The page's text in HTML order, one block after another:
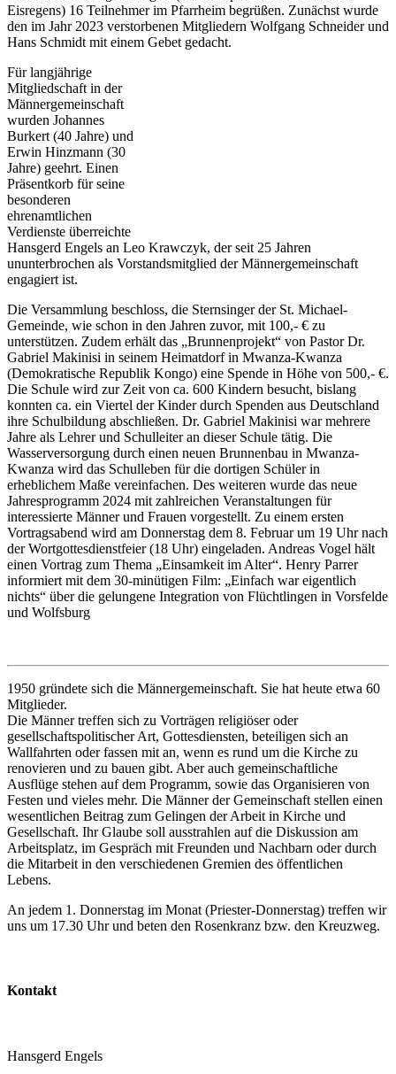
Eisregens) 16 Teilnehmer im Pfarrheim begrüßen. Zunächst wurde
den im Jahr 2023 verstorbenen Mitgliedern Wolfgang Schneider und
Hans Schmidt mit einem Gebet gedacht.
Für langjährige
Mitgliedschaft in der
Männergemeinschaft
wurden Johannes
Burkert (40 Jahre) und
Erwin Hinzmann (30
Jahre) geehrt. Einen
Präsentkorb für seine
besonderen
ehrenamtlichen
Verdienste überreichte
Hansgerd Engels an Leo Krawczyk, der seit 25 Jahren
ununterbrochen als Vorstandsmitglied der Männergemeinschaft
engagiert ist.
Die Versammlung beschloss, die Sternsinger der St. Michael-
Gemeinde, wie schon in den Jahren zuvor, mit 100,- € zu
unterstützen. Zudem erhält das „Brunnenprojekt“ von Pastor Dr.
Gabriel Makinisi in seinem Heimatdorf in Mwanza-Kwanza
(Demokratische Republik Kongo) eine Spende in Höhe von 500,- €.
Die Schule wird zur Zeit von ca. 600 Kindern besucht, bislang
konnten ca. ein Viertel der Kinder durch Spenden aus Deutschland
ihre Schulbildung abschließen. Dr. Gabriel Makinisi war mehrere
Jahre als Lehrer und Schulleiter an dieser Schule tätig. Die
Wasserversorgung durch einen neuen Brunnenbau in Mwanza-
Kwanza wird das Schulleben für die dortigen Schüler in
erheblichem Maße vereinfachen. Des weiteren wurde das neue
Jahresprogramm 2024 mit zahlreichen Veranstaltungen für
interessierte Männer und Frauen vorgestellt. Zu einem ersten
Vortragsabend wird am Donnerstag dem 8. Februar um 19 Uhr nach
der Wortgottesdienstfeier (18 Uhr) eingeladen. Andreas Vogel hält
einen Vortrag zum Thema „Einsamkeit im Alter“. Henry Parrer
informiert mit dem 30-minütigen Film: „Einfach war eigentlich
nichts“ über die gelungene Integration von Flüchtlingen in Vorsfelde
und Wolfsburg
1950 gründete sich die Männergemeinschaft. Sie hat heute etwa 60
Mitglieder.
Die Männer treffen sich zu Vorträgen religiöser oder
gesellschaftspolitischer Art, Gottesdiensten, beteiligen sich an
Wallfahrten oder fassen mit an, wenn es rund um die Kirche zu
renovieren und zu bauen gibt. Aber auch gemeinschaftliche
Ausflüge stehen auf dem Programm, sowie das Organisieren von
Festen und vieles mehr. Die Männer der Gemeinschaft stellen einen
wesentlichen Beitrag zum Gelingen der Arbeit in Kirche und
Gesellschaft. Ihr Glaube soll ausstrahlen auf die Diskussion am
Arbeitsplatz, im Gespräch mit Freunden und Nachbarn oder durch
die Mitarbeit in den verschiedenen Gremien des öffentlichen
Lebens.
An jedem 1. Donnerstag im Monat (Priester-Donnerstag) treffen wir
uns um 17.30 Uhr und beten den Rosenkranz bzw. den Kreuzweg.
Kontakt
Hansgerd Engels